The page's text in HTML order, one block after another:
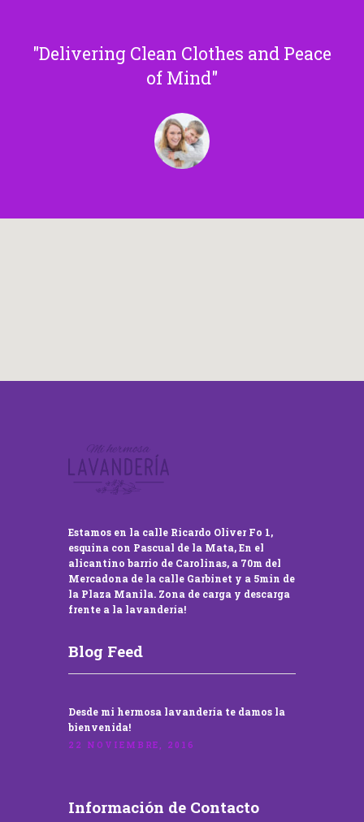
Delivering Clean Clothes and Peace
of Mind
Estamos en la calle Ricardo Oliver Fo 1,
esquina con Pascual de la Mata, En el
alicantino barrio de Carolinas, a 70m del
Mercadona de la calle Garbinet y a 5min de
la Plaza Manila. Zona de carga y descarga
frente a la lavandería!
Blog Feed
Desde mi hermosa lavandería te damos la
bienvenida!
22 NOVIEMBRE, 2016
Información de Contacto